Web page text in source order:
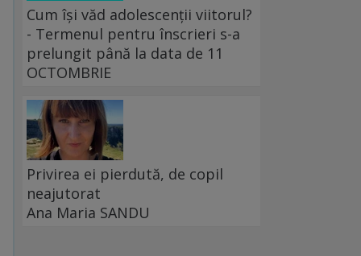
Cum își văd adolescenții viitorul?
- Termenul pentru înscrieri s-a
prelungit până la data de 11
OCTOMBRIE
Privirea ei pierdută, de copil
neajutorat
Ana Maria SANDU